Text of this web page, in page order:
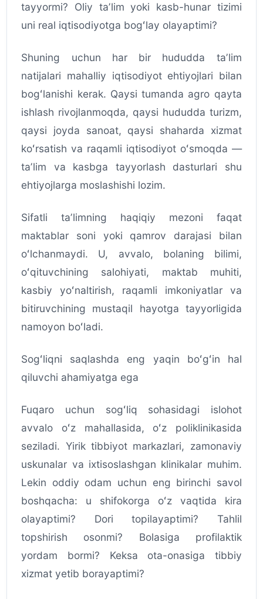
tayyormi? Oliy taʼlim yoki kasb-hunar tizimi
uni real iqtisodiyotga bogʻlay olayaptimi?
Shuning uchun har bir hududda taʼlim
natijalari mahalliy iqtisodiyot ehtiyojlari bilan
bogʻlanishi kerak. Qaysi tumanda agro qayta
ishlash rivojlanmoqda, qaysi hududda turizm,
qaysi joyda sanoat, qaysi shaharda xizmat
koʻrsatish va raqamli iqtisodiyot oʻsmoqda —
taʼlim va kasbga tayyorlash dasturlari shu
ehtiyojlarga moslashishi lozim.
Sifatli taʼlimning haqiqiy mezoni faqat
maktablar soni yoki qamrov darajasi bilan
oʻlchanmaydi. U, avvalo, bolaning bilimi,
oʻqituvchining salohiyati, maktab muhiti,
kasbiy yoʻnaltirish, raqamli imkoniyatlar va
bitiruvchining mustaqil hayotga tayyorligida
namoyon boʻladi.
Sogʻliqni saqlashda eng yaqin boʻgʻin hal
qiluvchi ahamiyatga ega
Fuqaro uchun sogʻliq sohasidagi islohot
avvalo oʻz mahallasida, oʻz poliklinikasida
seziladi. Yirik tibbiyot markazlari, zamonaviy
uskunalar va ixtisoslashgan klinikalar muhim.
Lekin oddiy odam uchun eng birinchi savol
boshqacha: u shifokorga oʻz vaqtida kira
olayaptimi? Dori topilayaptimi? Tahlil
topshirish osonmi? Bolasiga profilaktik
yordam bormi? Keksa ota-onasiga tibbiy
xizmat yetib borayaptimi?